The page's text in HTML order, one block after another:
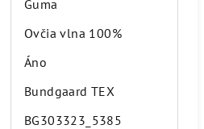
Guma
Ovčia vlna 100%
Áno
Bundgaard TEX
BG303323_5385